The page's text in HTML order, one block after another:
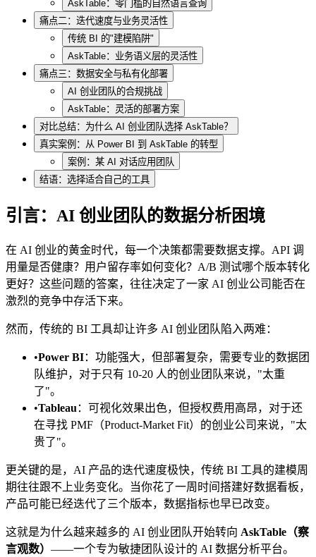
AskTable：零门槛的自然语言查询
痛点二：迭代速度与业务灵活性
传统 BI 的"建模陷阱"
AskTable：业务语义层的灵活性
痛点三：数据安全与私有化部署
AI 创业团队的合规挑战
AskTable：灵活的部署方案
对比总结：为什么 AI 创业团队选择 AskTable？
真实案例：从 Power BI 到 AskTable 的转型
案例：某 AI 对话应用团队
结语：选择适合自己的工具
引言：AI 创业团队的数据分析困境
在 AI 创业的黄金时代，每一个决策都需要数据支撑。API 调
用量是否健康？用户留存率如何变化？A/B 测试哪个版本转化
更好？这些问题的答案，往往决定了一家 AI 创业公司能否在
激烈的竞争中存活下来。
然而，传统的 BI 工具却让许多 AI 创业团队陷入两难：
•Power BI：功能强大，但部署复杂，需要专业的数据团
队维护，对于只有 10-20 人的创业团队来说，"太重
了"。
•Tableau ：可视化效果出色，但授权费用高昂，对于还
在寻找 PMF（Product-Market Fit）的创业公司来说，"太
贵了"。
更关键的是，AI 产品的迭代速度极快，传统 BI 工具的建模周
期往往跟不上业务变化。当你花了一周时间搭建好数据看板，
产品可能已经迭代了三个版本，数据指标也早已改变。
这就是为什么越来越多的 AI 创业团队开始转向 AskTable（察
言观数） ——一个专为敏捷团队设计的 AI 数据分析平台。